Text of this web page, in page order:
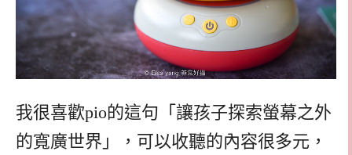
我很喜歡pio的這句「讓孩子探索螢幕之外
的寬廣世界」，可以收聽的內容很多元，